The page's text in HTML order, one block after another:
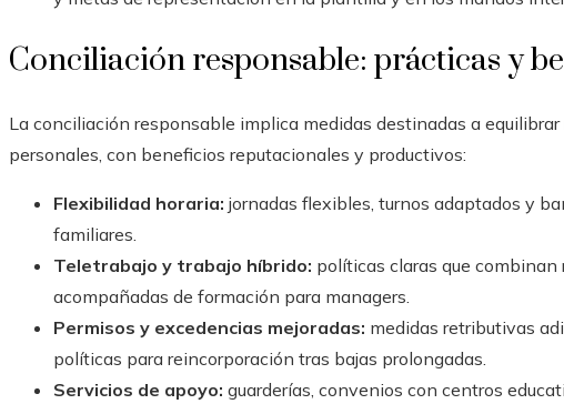
Conciliación responsable: prácticas y
La conciliación responsable implica medidas destinadas a
personales, con beneficios reputacionales y productivos:
Flexibilidad horaria: jornadas flexibles, turnos adaptados y
familiares.
Teletrabajo y trabajo híbrido: políticas claras que
acompañadas de formación para managers.
Permisos y excedencias mejoradas: medidas retributivas
políticas para reincorporación tras bajas prolongadas.
Servicios de apoyo: guarderías, convenios con centros